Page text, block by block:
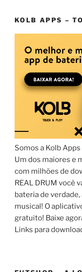
KOLB APPS –
Somos a Kolb
Um dos maiores e
com milhões de
REAL DRUM você
bateria de
musical! O
gratuito! Baixe
Links para